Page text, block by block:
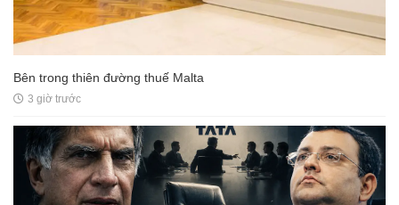
Bên trong thiên đường thuế Malta
3 giờ trước